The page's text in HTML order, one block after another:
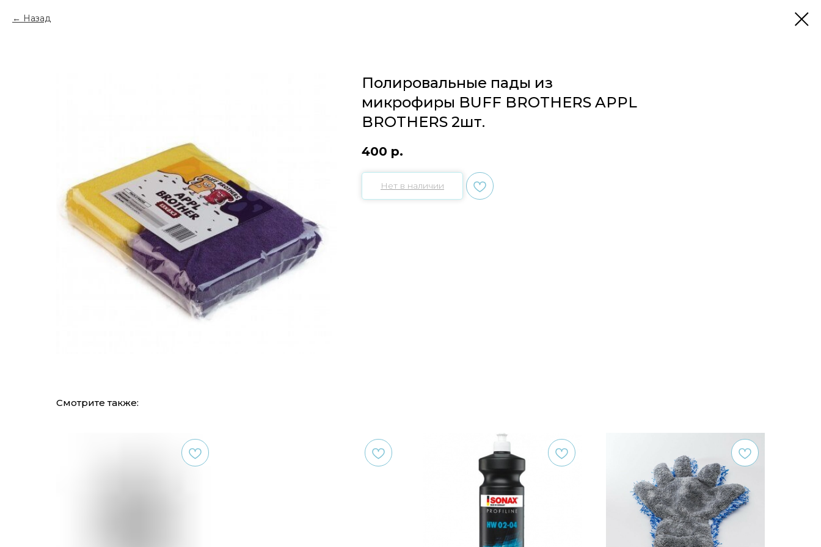
Назад
Полировальные пады из
микрофиры BUFF BROTHERS APPL
BROTHERS 2шт.
400 р.
Нет в наличии
Смотрите также: